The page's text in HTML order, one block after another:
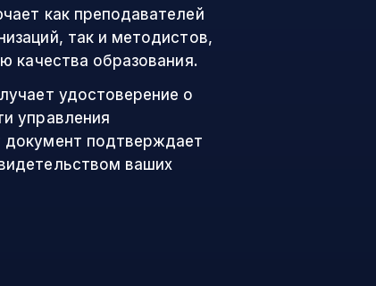
как преподавателей
так и методистов,
качества образования.
удостоверение о
управления
документ подтверждает
ваших